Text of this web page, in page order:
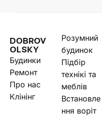
DOBROV
OLSKY
Будинки
Ремонт
Про нас
Клінінг
Розумний
будинок
Підбір
технікі та
меблів
Встановле
ння воріт